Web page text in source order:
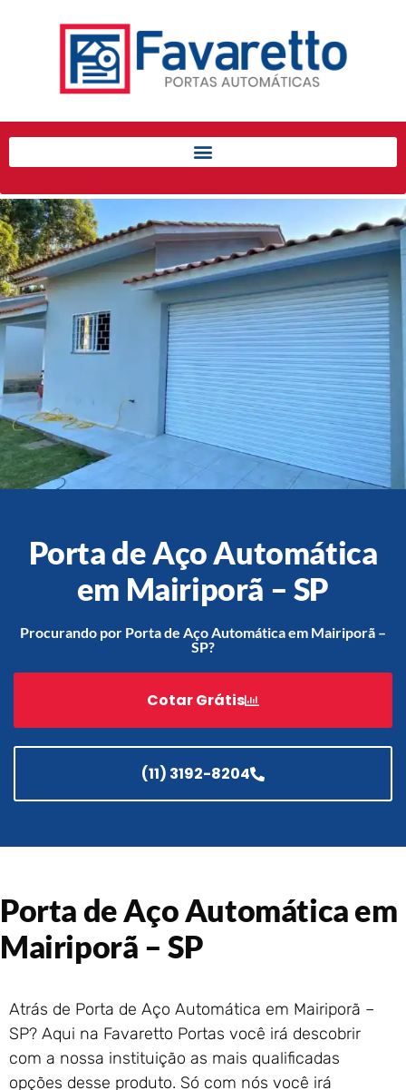
Início
Produtos
Porta de Enrolar Automática
Automatizadores
Acessórios Para Portas de
Enrolar
Pintura eletrostática
Portfólio
Contato
Acessórios
Enrolar em Teresópolis – RJ
Portão de Garagem de
Enrolar em São Pedro da
Aldeia – RJ
Portão de Garagem de
Enrolar em São Gonçalo – RJ
Enrolar em Rio das Ostras –
Enrolar em Queimados – RJ
Portão de Garagem de
Enrolar em Nova Iguaçu – RJ
Portão de Garagem de
Enrolar em Nova Friburgo –
Porta de Aço Automática
em Mairiporã – SP
Procurando por Porta de Aço Automática em Mairiporã –
SP?
Cotar Grátis
(11) 3192-8204
Porta de Aço Automática em
Mairiporã – SP
Atrás de Porta de Aço Automática em Mairiporã –
SP? Aqui na Favaretto Portas você irá descobrir
com a nossa instituição as mais qualificadas
opções desse produto. Só com nós você irá